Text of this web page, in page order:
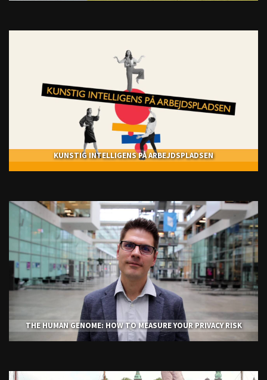
KUNSTIG INTELLIGENS PÅ ARBEJDSPLADSEN
THE HUMAN GENOME: HOW TO MEASURE YOUR PRIVACY RISK